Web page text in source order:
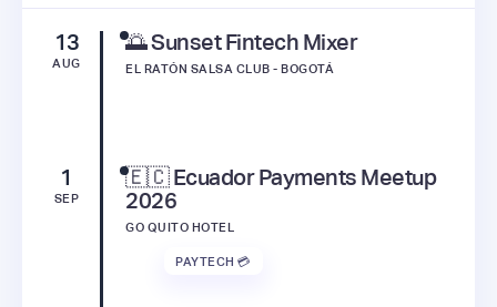
13
AUG
🌅 Sunset Fintech Mixer
EL RATÓN SALSA CLUB - BOGOTÁ
1
SEP
🇪🇨 Ecuador Payments Meetup
2026
GO QUITO HOTEL
PAYTECH 💳